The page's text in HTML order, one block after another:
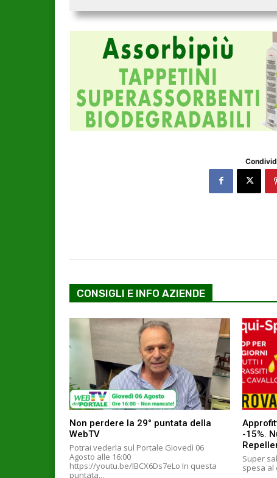
CONSIGLI E INFO AZIENDE
Non perdere la 29° puntata della
WebTV
Potrai vederla sul Portale Giovedì 06
Agosto alle 16:00
https://youtu.be/lBCX6Ds7eLo In questa
puntata...
-15%.
Super
spesa al